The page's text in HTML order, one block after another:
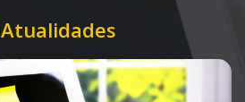
Atualidades